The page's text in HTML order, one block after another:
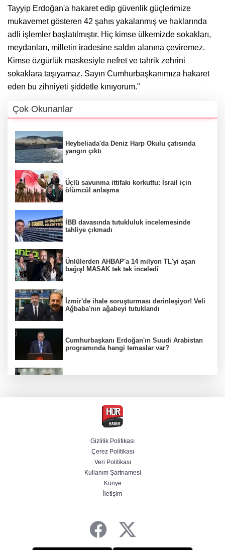
Tayyip Erdoğan'a hakaret edip güvenlik güçlerimize
mukavemet gösteren 42 şahıs yakalanmış ve haklarında
adli işlemler başlatılmıştır. Hiç kimse ülkemizde sokakları,
meydanları, milletin iradesine saldırı alanına çeviremez.
Kimse özgürlük maskesiyle nefret ve tahrik zehrini
sokaklara taşıyamaz. Sayın Cumhurbaşkanımıza hakaret
eden bu zihniyeti şiddetle kınıyorum."
Çok Okunanlar
Heybeliada'da Deniz Harp Okulu çatısında
yangın çıktı
Üçlü savunma ittifakı korkuttu: İsrail için
ölümcül anlaşma
İBB davasında tutukluluk incelemesinde
tahliye çıkmadı
Ünlülerden AHBAP'a 14 milyon TL'yi aşan
bağış! MASAK tek tek inceledi
İzmir'de ihale soruşturması derinleşiyor! Veli
Ağbaba'nın ağabeyi tutuklandı
Cumhurbaşkanı Erdoğan'ın Suudi Arabistan
programında hangi temaslar var?
MGK Cumhurbaşkanlığı Külliyesi'nde kritik
gündemle toplandı
Bir böcek ilacı faciası daha! Çanakkale'den
acı haber geldi
Beşiktaş 10 kişiyle Hradec Kralove'yi
Gizlilik Politikası
Çerez Politikası
Veri Politikası
Kullanım Şartnamesi
Künye
İletişim